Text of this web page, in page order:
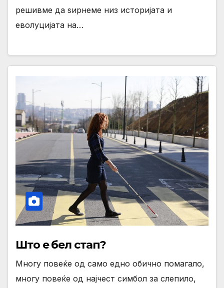
решивме да ѕирнеме низ историјата и
еволуцијата на…
Што е бел стап?
Многу повеќе од само едно обично помагало,
многу повеќе од најчест симбол за слепило,